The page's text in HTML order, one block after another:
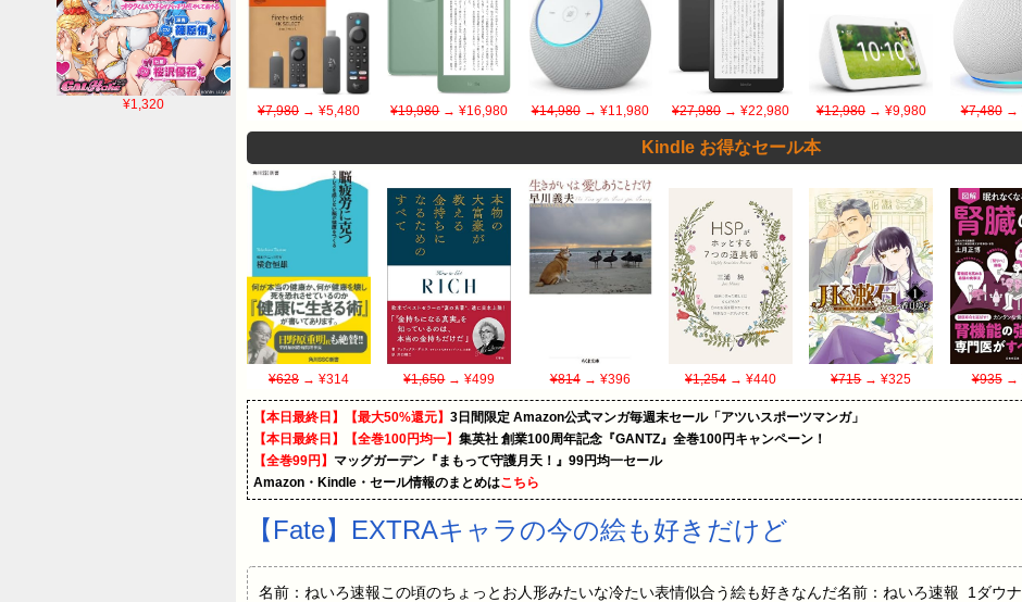
¥1,320 ¥7,980 → ¥5,480 ¥19,980→ ¥16,980 ¥14,980→ ¥11,980 ¥27,980→ ¥22,980 ¥12,980→ ¥9,980 ¥7,480→
Kindle お得なセール本
¥628 → ¥314 ¥1,650→ ¥499 ¥814→ ¥396 ¥1,254→ ¥440 ¥715→ ¥325 ¥935→
【本日最終日】【最大50%還元】 3日間限定 Amazon公式マンガ毎週末セール「アツいスポーツマンガ」
【本日最終日】【全巻100円均一】 集英社 創業100周年記念『GANTZ』全巻100円キャンペーン！
【全巻99円】 マッグガーデン『まもって守護月天！』99円均一セール
Amazon・Kindle・セール情報のまとめはこちら
【Fate】EXTRAキャラの今の絵も好きだけど
名前：ねいろ速報この頃のちょっとお人形みたいな冷たい表情似合う絵も好きなんだ名前：ねいろ速報 1ダウ